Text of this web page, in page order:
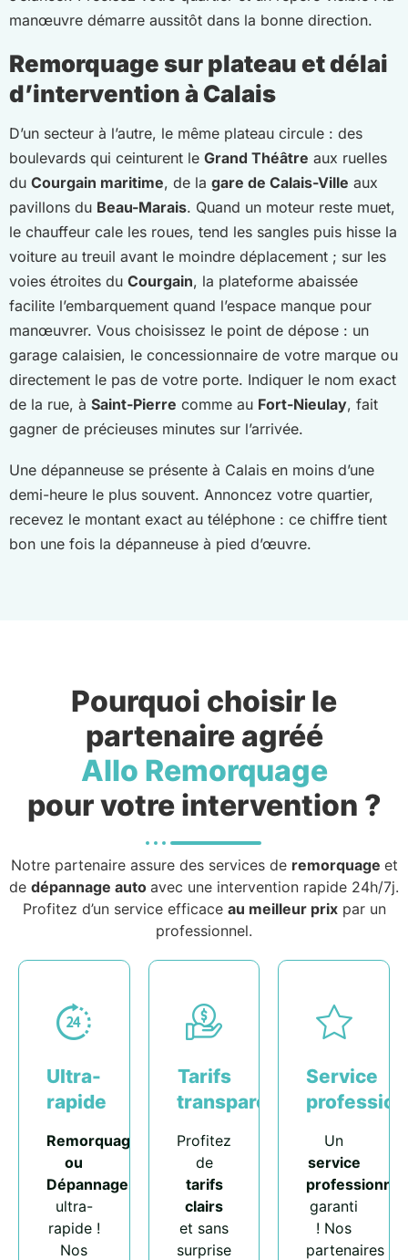
manœuvre démarre aussitôt dans la bonne direction.
Remorquage sur plateau et délai
d’intervention à Calais
D’un secteur à l’autre, le même plateau circule : des
boulevards qui ceinturent le Grand Théâtre aux ruelles
du Courgain maritime, de la gare de Calais-Ville aux
pavillons du Beau-Marais. Quand un moteur reste muet,
le chauffeur cale les roues, tend les sangles puis hisse la
voiture au treuil avant le moindre déplacement ; sur les
voies étroites du Courgain, la plateforme abaissée
facilite l’embarquement quand l’espace manque pour
manœuvrer. Vous choisissez le point de dépose : un
garage calaisien, le concessionnaire de votre marque ou
directement le pas de votre porte. Indiquer le nom exact
de la rue, à Saint-Pierre comme au Fort-Nieulay, fait
gagner de précieuses minutes sur l’arrivée.
Une dépanneuse se présente à Calais en moins d’une
demi-heure le plus souvent. Annoncez votre quartier,
recevez le montant exact au téléphone : ce chiffre tient
bon une fois la dépanneuse à pied d’œuvre.
Pourquoi choisir le
partenaire agréé
Allo Remorquage
pour votre intervention ?
Notre partenaire assure des services de remorquage et
de dépannage auto avec une intervention rapide 24h/7j.
Profitez d’un service efficace au meilleur prixpar un
professionnel.
Ultra-
rapide
Remorquage
ou
Dépannage
ultra-
rapide !
Nos
Tarifs
transparents
Profitez
de
tarifs
clairs
et sans
surprise
Service
Un
service
professionnel
garanti
! Nos
partenaires